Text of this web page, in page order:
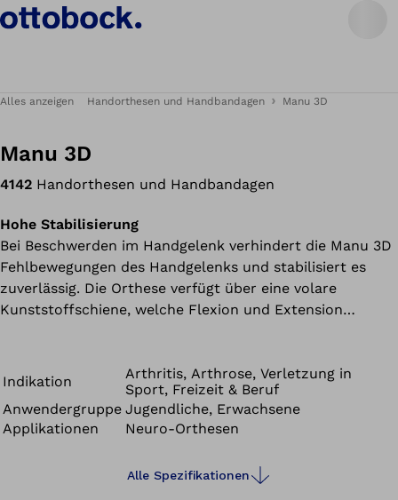
Alles anzeigen Handorthesen und Handbandagen Manu 3D
Manu 3D
4142 Handorthesen und Handbandagen
Hohe Stabilisierung
Bei Beschwerden im Handgelenk verhindert die Manu 3D
Fehlbewegungen des Handgelenks und stabilisiert es
zuverlässig. Die Orthese verfügt über eine volare
Kunststoffschiene, welche Flexion und Extension
Indikation
Arthritis, Arthrose, Verletzung in
Sport, Freizeit & Beruf
Anwendergruppe Jugendliche, Erwachsene
Applikationen
Neuro-Orthesen
Alle Spezifikationen